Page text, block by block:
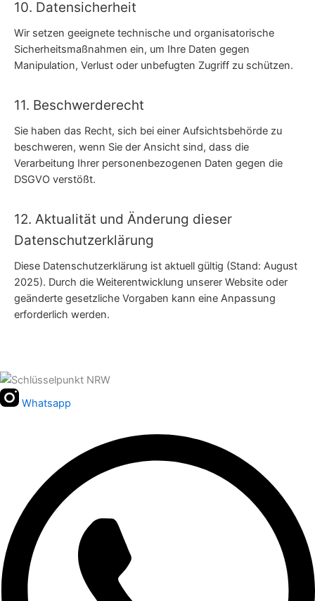
10. Datensicherheit
Wir setzen geeignete technische und organisatorische
Sicherheitsmaßnahmen ein, um Ihre Daten gegen
Manipulation, Verlust oder unbefugten Zugriff zu schützen.
11. Beschwerderecht
Sie haben das Recht, sich bei einer Aufsichtsbehörde zu
beschweren, wenn Sie der Ansicht sind, dass die
Verarbeitung Ihrer personenbezogenen Daten gegen die
DSGVO verstößt.
12. Aktualität und Änderung dieser
Datenschutzerklärung
Diese Datenschutzerklärung ist aktuell gültig (Stand: August
2025). Durch die Weiterentwicklung unserer Website oder
geänderte gesetzliche Vorgaben kann eine Anpassung
erforderlich werden.
Whatsapp